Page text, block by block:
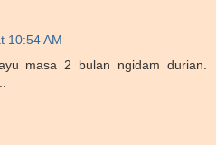
10:54 AM
masa 2 bulan ngidam durian.